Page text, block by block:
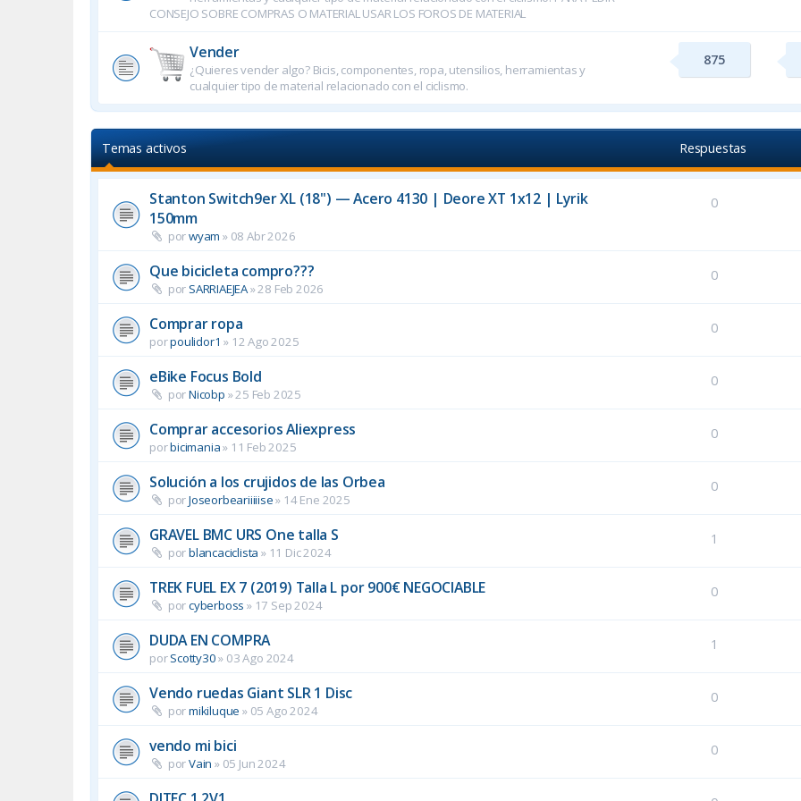
CONSEJO SOBRE COMPRAS O MATERIAL USAR LOS FOROS DE MATERIAL
Vender
¿Quieres vender algo? Bicis, componentes, ropa, utensilios, herramientas y
cualquier tipo de material relacionado con el ciclismo.
875
Temas activos Respuestas
Stanton Switch9er XL (18") — Acero 4130 | Deore XT 1x12 | Lyrik
150mm
porwyam » 08 Abr 2026
0
Que bicicleta compro???
por SARRIAEJEA»28 Feb 2026
0
Comprar ropa
porpoulidor1 » 12 Ago 2025
0
eBike Focus Bold
porNicobp »25 Feb 2025
0
Comprar accesorios Aliexpress
porbicimania» 11 Feb 2025
0
Solución a los crujidos de las Orbea
porJoseorbeariiiiise» 14 Ene 2025
0
GRAVEL BMC URS One talla S
porblancaciclista » 11 Dic 2024
1
TREK FUEL EX 7 (2019) Talla L por 900€ NEGOCIABLE
porcyberboss » 17 Sep 2024
0
DUDA EN COMPRA
porScotty30» 03 Ago 2024
1
Vendo ruedas Giant SLR 1 Disc
pormikiluque » 05 Ago 2024
0
vendo mi bici
porVain » 05 Jun 2024
0